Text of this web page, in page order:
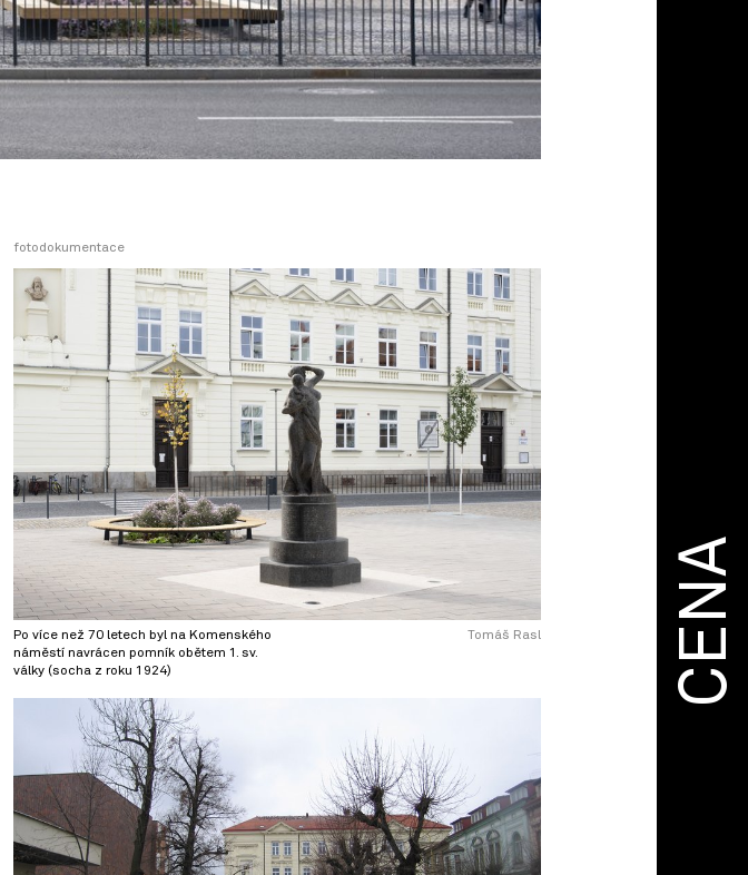
fotodokumentace
Po více než 70 letech byl na Komenského
náměstí navrácen pomník obětem 1. sv.
války (socha z roku 1924)
Tomáš Rasl CENA